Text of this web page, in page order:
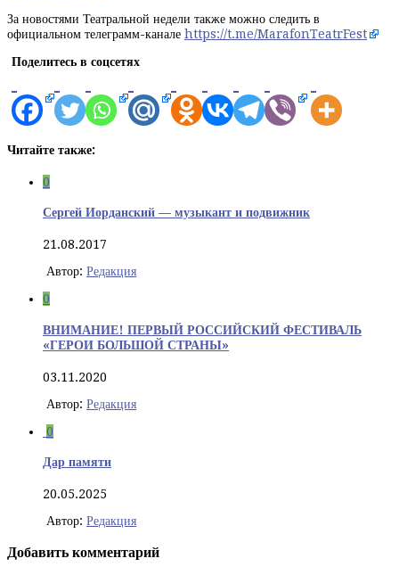
За новостями Театральной недели также можно следить в
официальном телеграмм-канале https://t.me/MarafonTeatrFest
Поделитесь в соцсетях
Читайте также:
0
Сергей Иорданский — музыкант и подвижник
21.08.2017
Автор: Редакция
0
ВНИМАНИЕ! ПЕРВЫЙ РОССИЙСКИЙ ФЕСТИВАЛЬ
«ГЕРОИ БОЛЬШОЙ СТРАНЫ»
03.11.2020
Автор: Редакция
0
Дар памяти
20.05.2025
Автор: Редакция
Добавить комментарий